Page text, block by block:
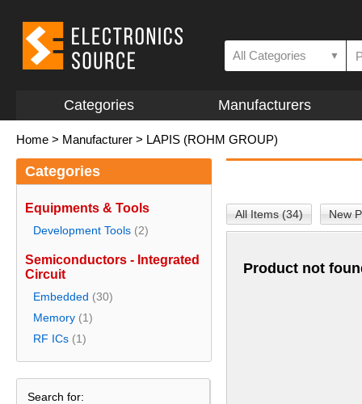
All Categories ▼
Categories Manufacturers
Home > Manufacturer > LAPIS (ROHM GROUP)
Categories
Equipments & Tools
Development Tools (2)
Semiconductors - Integrated
Circuit
Embedded (30)
Memory (1)
RF ICs (1)
Search for:
All Items (34) New
Product not